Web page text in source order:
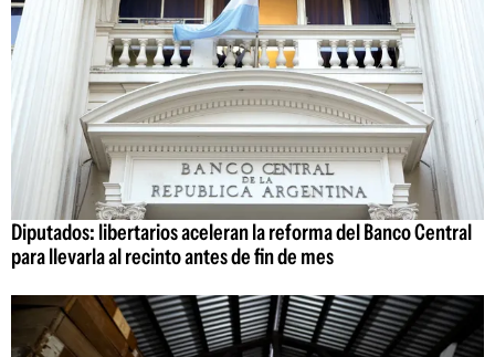
Diputados: libertarios aceleran la reforma del Banco Central
para llevarla al recinto antes de fin de mes